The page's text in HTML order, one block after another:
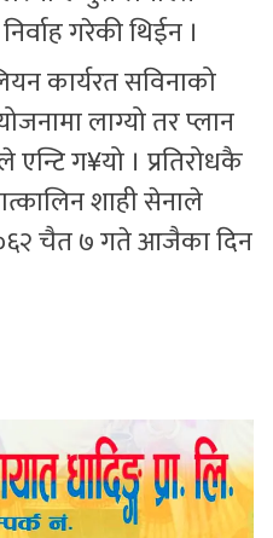
गरेकी थिईन ।
कार्यरत सविनाको
लाग्यो तर प्लान
ग¥यो । प्रतिरोधकै
शाही सेनाले
चैत ७ गते आजैका दिन